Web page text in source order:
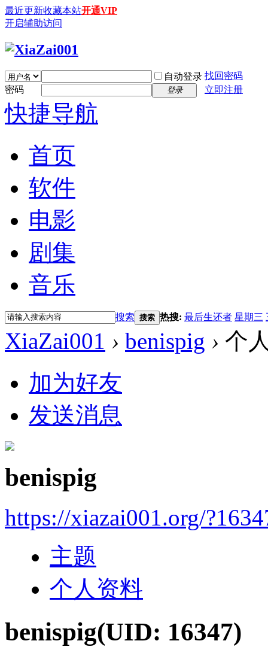
最近更新收藏本站开通VIP
开启辅助访问
自动登录 找回密码
密码
登录 立即注册
快捷导航
首页
软件
电影
剧集
音乐
搜索 搜索 热搜: 最后生还者 星期三
XiaZai001 › benispig › 个
加为好友
发送消息
benispig
https://xiazai001.org/
主题
个人资料
benispig(UID: 16347)